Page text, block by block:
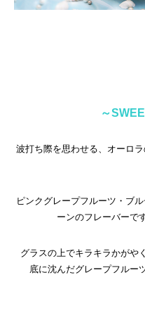
～
波打ち際を思わせる、オーロ
ピンクグレープフルーツ・ブ
ーンのフレーバーで
グラスの上でキラキラかがや
底に沈んだグレープフルー